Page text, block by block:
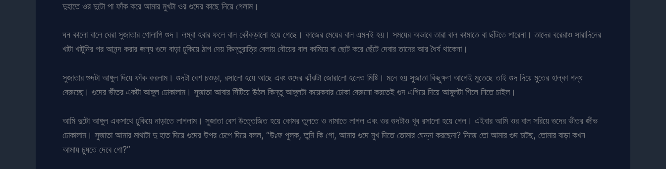
দুহাতে ওর দুটো পা ফাঁক করে আমার মুখটা ওর গুদের কাছে নিয়ে গেলাম।
ঘন কালো বালে ঘেরা সুজাতার গোলাপি গুদ। লম্বা হবার ফলে বাল কোঁকড়ানো হয়ে গেছে। কাজের মেয়ের বাল এমনই হয়। সময়ের অভাবে তারা বাল কামাতে বা ছাঁটতে পারেনা। তাদের বরেরাও সারাদিনের
খাটা খাটুনির পর আনন্দ করার জন্য গুদে বাড়া ঢুকিয়ে ঠাপ দেয় কিন্তুরাত্রি বেলায় বৌয়ের বাল কামিয়ে বা ছোট করে ছেঁটে দেবার তাদের আর ধৈর্য থাকেনা।
সুজাতার গুদটা আঙ্গুল দিয়ে ফাঁক করলাম। গুদটা বেশ চওড়া, রসালো হয়ে আছে এবং গুদের ঝাঁঝটা জোরালো হলেও মিষ্টি। মনে হয় সুজাতা কিছুক্ষণ আগেই মুতেছে তাই গুদ দিয়ে মুতের হাল্কা গন্ধ
বেরুচ্ছে। গুদের ভীতর একটা আঙ্গুল ঢোকালাম। সুজাতা আবার সিঁটিয়ে উঠল কিন্তু আঙ্গুলটা কয়েকবার ঢোকা বেরুনো করতেই গুদ এগিয়ে দিয়ে আঙ্গুলটা গিলে নিতে চাইল।
আমি দুটো আঙ্গুল একসাথে ঢুকিয়ে নাড়াতে লাগলাম। সুজাতা বেশ উত্তেজিত হয়ে কোমর তুলতে ও নামাতে লাগল এবং ওর গুদটাও খূব রসালো হয়ে গেল। এইবার আমি ওর বাল সরিয়ে গুদের ভীতর জীভ
ঢোকালাম। সুজাতা আমার মাথাটা দু হাত দিয়ে গুদের উপর চেপে দিয়ে বলল, “উঃফ পুলক, তুমি কি গো, আমার গুদে মুখ দিতে তোমার ঘেন্না করছেনা? নিজে তো আমার গুদ চাটছ, তোমার বাড়া কখন
আমায় চুষতে দেবে গো?”